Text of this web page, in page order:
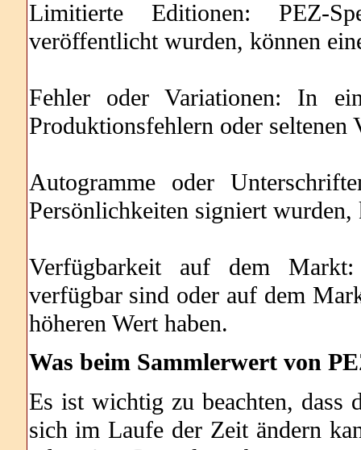
Limitierte Editionen: PEZ-
veröffentlicht wurden, können
Fehler oder Variationen: In
Produktionsfehlern oder seltenen
Autogramme oder
Persönlichkeiten signiert wurden,
Verfügbarkeit auf dem
verfügbar sind oder auf dem
höheren Wert haben.
Was beim Sammlerwert von
Es ist wichtig zu beachten, dass
sich im Laufe der Zeit ändern